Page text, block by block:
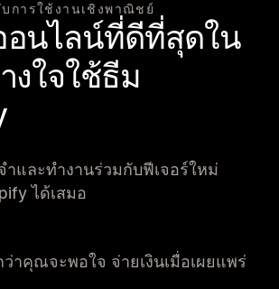
การใช้งานเชิงพาณิชย์
อนไลน์ที่ดีที่สุดใน
งใจใช้ธีม
ำและทำงานร่วมกับฟีเจอร์ใหม่
ได้เสมอ
าคุณจะพอใจ จ่ายเงินเมื่อเผยแพร่